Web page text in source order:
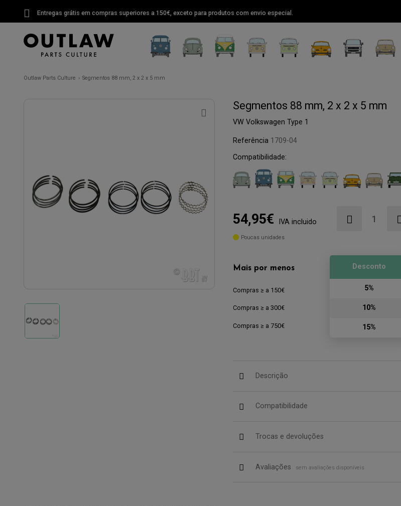
Entregas grátis em compras superiores a 150€, exceto para produtos com envio especial.
Outlaw Parts Culture Segmentos 88 mm, 2 x 2 x 5 mm
Segmentos 88 mm, 2 x 2 x 5 mm
VW Volkswagen Type 1
Referência 1709-04
Compatibilidade:
54,95€ IVA incluido
Poucas unidades
Mais por menos
Compras ≥ a 150€
Compras ≥ a 300€
Compras ≥ a 750€
Desconto
5%
10%
15%
Descrição
Compatibilidade
Trocas e devoluções
Avaliações sem avaliações disponíveis